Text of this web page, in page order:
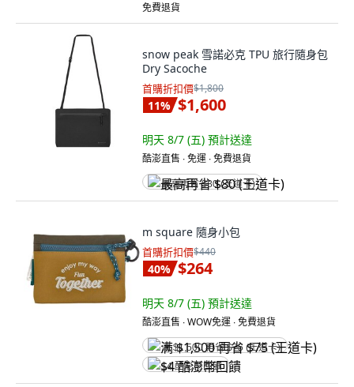
免費退貨
snow peak 雪諾必克 TPU 旅行隨身包
Dry Sacoche
首購折扣價$1,800
11% $1,600
明天 8/7 (五) 預計送達
酷澎直售 ∙ 免運 ∙ 免費退貨
最高再省 $80 (王道卡)
m square 隨身小包
首購折扣價$440
40% $264
明天 8/7 (五) 預計送達
酷澎直售 ∙ WOW免運 ∙ 免費退貨
满 $1,500 再省 $75 (王道卡)
$4 酷澎幣回饋